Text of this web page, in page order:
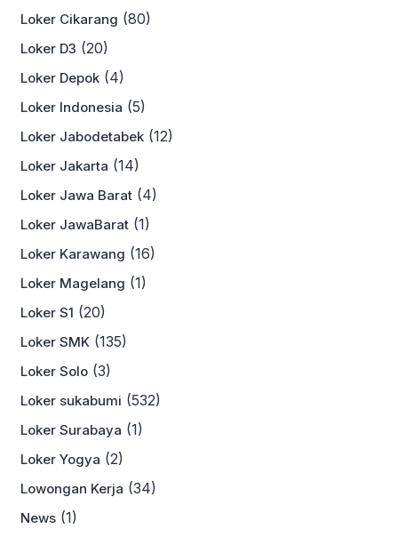
Loker Cikarang (80)
Loker D3 (20)
Loker Depok (4)
Loker Indonesia (5)
Loker Jabodetabek (12)
Loker Jakarta (14)
Loker Jawa Barat (4)
Loker JawaBarat (1)
Loker Karawang (16)
Loker Magelang (1)
Loker S1 (20)
Loker SMK (135)
Loker Solo (3)
Loker sukabumi (532)
Loker Surabaya (1)
Loker Yogya (2)
Lowongan Kerja (34)
News (1)